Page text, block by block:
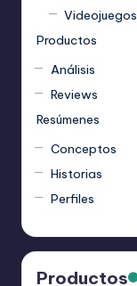
Videojuegos
Productos
Análisis
Reviews
Resúmenes
Conceptos
Historias
Perfiles
Productos